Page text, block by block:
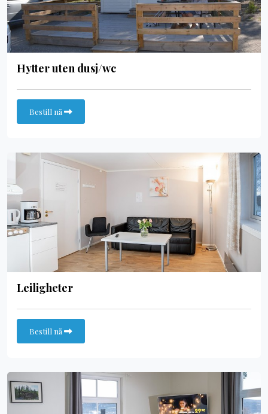
Hytter uten dusj/wc
Bestill nå
Leiligheter
Bestill nå